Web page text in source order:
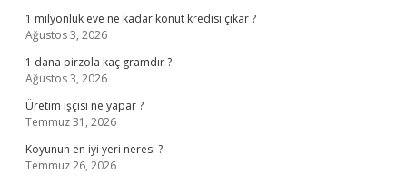
1 milyonluk eve ne kadar konut kredisi çıkar ?
Ağustos 3, 2026
1 dana pirzola kaç gramdır ?
Ağustos 3, 2026
Üretim işçisi ne yapar ?
Temmuz 31, 2026
Koyunun en iyi yeri neresi ?
Temmuz 26, 2026